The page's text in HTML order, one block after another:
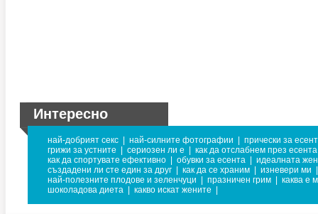
Интересно
най-добрият секс най-силните фотографии
прически за
грижи за устните
сериозен ли е
как да отслабнем през
как да спортувате ефективно
обувки за есента
идеалната
създадени ли сте един за друг
как да се храним изневери ми
най-полезните плодове и зеленчуци
празничен грим
каква е
шоколадова диета
какво искат жените